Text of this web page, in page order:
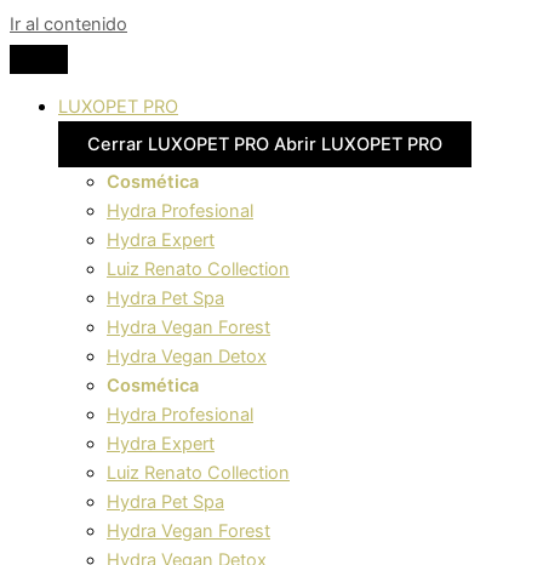
Ir al contenido
LUXOPET PRO
Cerrar LUXOPET PRO Abrir LUXOPET PRO
Cosmética
Hydra Profesional
Hydra Expert
Luiz Renato Collection
Hydra Pet Spa
Hydra Vegan Forest
Hydra Vegan Detox
Cosmética
Hydra Profesional
Hydra Expert
Luiz Renato Collection
Hydra Pet Spa
Hydra Vegan Forest
Hydra Vegan Detox